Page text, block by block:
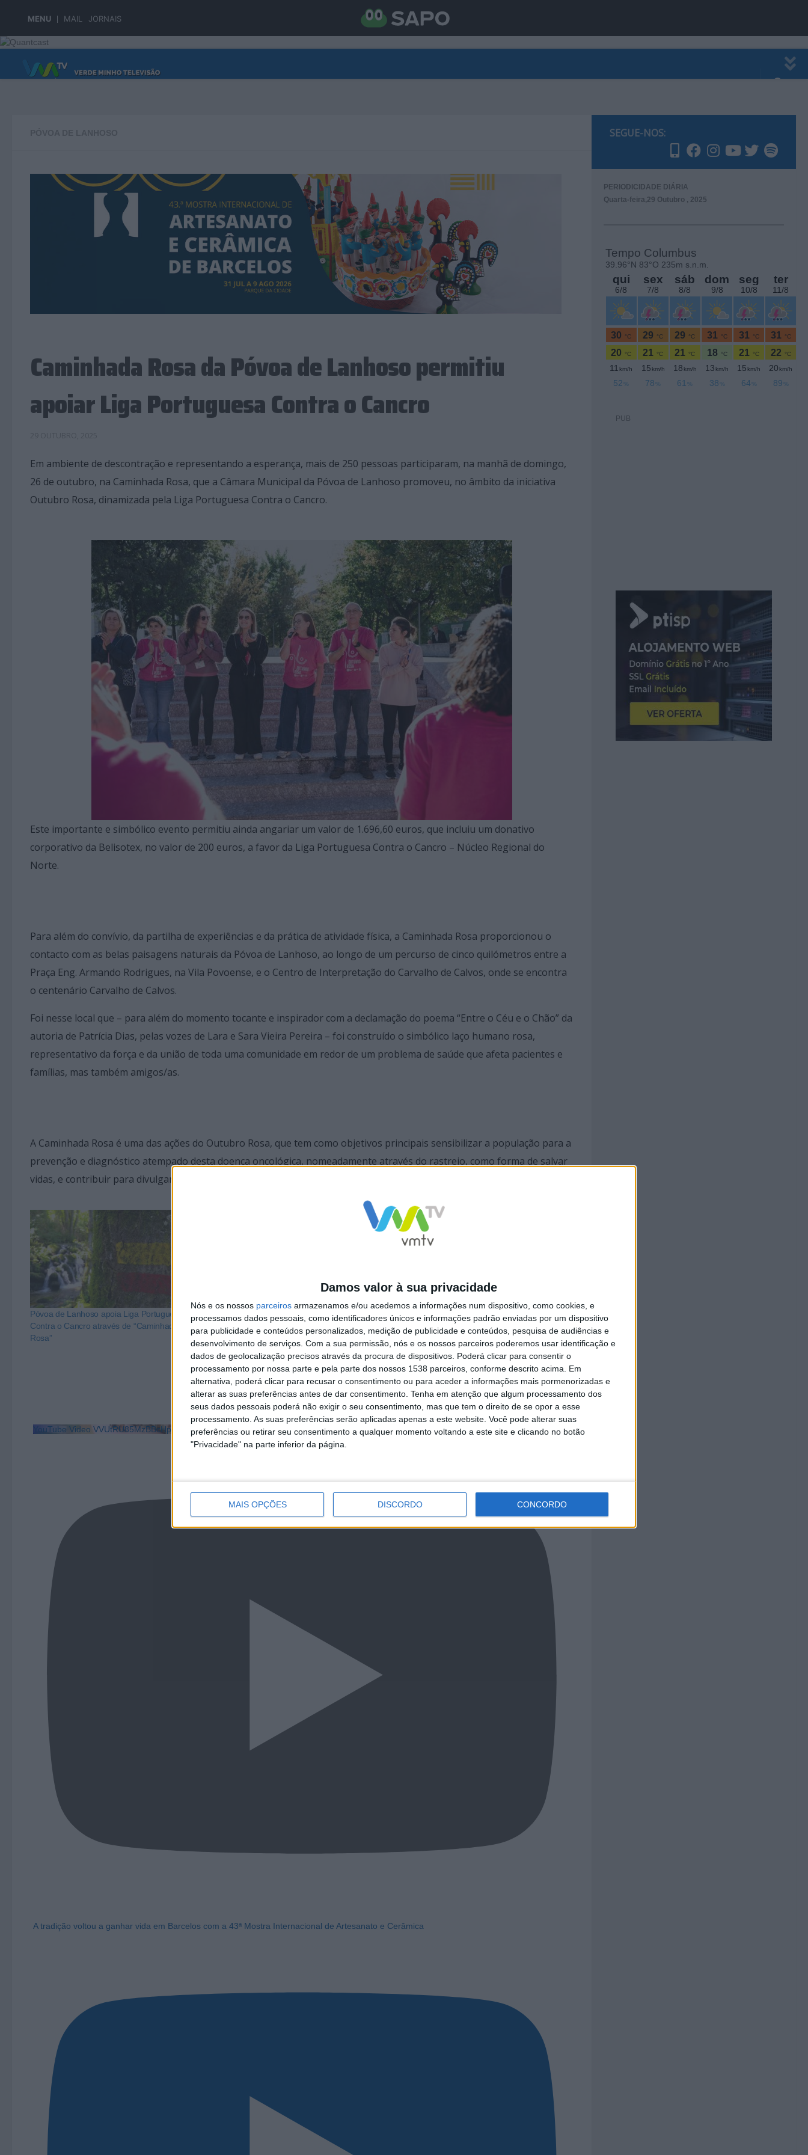
MENU MAIL JORNAIS
Damos valor à sua privacidade
Nós e os nossos parceiros armazenamos e/ou acedemos a informações num dispositivo, como cookies, e
processamos dados pessoais, como identificadores únicos e informações padrão enviadas por um dispositivo
para publicidade e conteúdos personalizados, medição de publicidade e conteúdos, pesquisa de audiências e
desenvolvimento de serviços. Com a sua permissão, nós e os nossos parceiros poderemos usar identificação e
dados de geolocalização precisos através da procura de dispositivos. Poderá clicar para consentir o
processamento por nossa parte e pela parte dos nossos 1538 parceiros, conforme descrito acima. Em
alternativa, poderá clicar para recusar o consentimento ou para aceder a informações mais pormenorizadas e
alterar as suas preferências antes de dar consentimento. Tenha em atenção que algum processamento dos
seus dados pessoais poderá não exigir o seu consentimento, mas que tem o direito de se opor a esse
processamento. As suas preferências serão aplicadas apenas a este website. Você pode alterar suas
preferências ou retirar seu consentimento a qualquer momento voltando a este site e clicando no botão
"Privacidade" na parte inferior da página.
MAIS OPÇÕES DISCORDO CONCORDO
Skip to content
Caminhada Rosa da Póvoa de Lanhoso permitiu
apoiar Liga Portuguesa Contra o Cancro
Em ambiente de descontração e representando a esperança, mais de 250 pessoas participaram, na manhã de domingo,
26 de outubro, na Caminhada Rosa, que a Câmara Municipal da Póvoa de Lanhoso promoveu, no âmbito da iniciativa
Outubro Rosa, dinamizada pela Liga Portuguesa Contra o Cancro.
Este importante e simbólico evento permitiu ainda angariar um valor de 1.696,60 euros, que incluiu um donativo
corporativo da Belisotex, no valor de 200 euros, a favor da Liga Portuguesa Contra o Cancro – Núcleo Regional do
Norte.
Para além do convívio, da partilha de experiências e da prática de atividade física, a Caminhada Rosa proporcionou o
contacto com as belas paisagens naturais da Póvoa de Lanhoso, ao longo de um percurso de cinco quilómetros entre a
Praça Eng. Armando Rodrigues, na Vila Povoense, e o Centro de Interpretação do Carvalho de Calvos, onde se encontra
o centenário Carvalho de Calvos.
Foi nesse local que – para além do momento tocante e inspirador com a declamação do poema “Entre o Céu e o Chão” da
autoria de Patrícia Dias, pelas vozes de Lara e Sara Vieira Pereira – foi construído o simbólico laço humano rosa,
representativo da força e da união de toda uma comunidade em redor de um problema de saúde que afeta pacientes e
famílias, mas também amigos/as.
A Caminhada Rosa é uma das ações do Outubro Rosa, que tem como objetivos principais sensibilizar a população para a
prevenção e diagnóstico atempado desta doença oncológica, nomeadamente através do rastreio, como forma de salvar
vidas, e contribuir para divulgar amplamente informação e formas de apoio existentes para pacientes e suas famílias.
Póvoa de Lanhoso apoia Liga Portuguesa
Contra o Cancro através de “Caminhada
Rosa”
Município da Póvoa de Lanhoso organiza
Caminhada Rosa
Município da Póvoa de Lanhoso assume-se
como promotora de saúde para a população
YouTube Video VVUtRU85MzBBcHpOcU5BUnpKX0wyV1ZBLmNCa2l2ckl3RkxJ
A tradição voltou a ganhar vida em Barcelos com a 43ª Mostra Internacional de Artesanato e Cerâmica
SEGUE-NOS:
PERIODICIDADE DIÁRIA
Quarta-feira,29 Outubro , 2025
PUB